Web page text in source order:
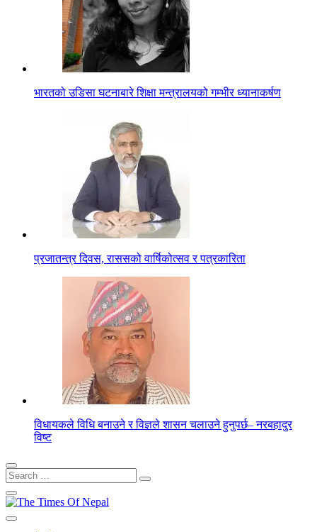
भारतको उडिसा घटनाबारे शिक्षा मन्त्रालयको गम्भीर ध्यानाकर्षण
प्रजातन्त्र दिवस, राससको वार्षिकोत्सव र पत्रकारिता
विधायकले विधि बनाउने र विज्ञले शासन चलाउने हुनुपर्छ– नरबहादुर
विष्ट
Search
for: